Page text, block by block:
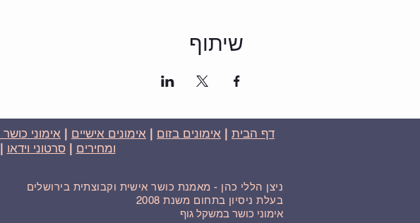
שיתוף
דף הבית אימונים בזום אימונים אישיים אימוני
ומחירים |סרטוני וידאו
ניצן הללי כהן - מאמנת כושר אישית וקבוצתית בירושלים
בעלת ניסיון בתחום משנת 2008
אימוני כושר במשקל גוף